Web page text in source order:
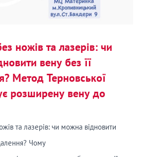
ножів та лазерів: чи
вену без її
Метод Терновської
розширену вену до
та лазерів: чи можна відновити
Чому